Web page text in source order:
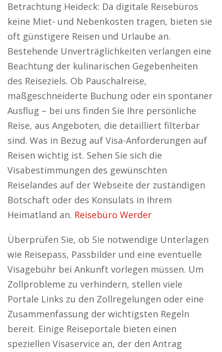
Betrachtung Heideck: Da digitale Reisebüros
keine Miet- und Nebenkosten tragen, bieten sie
oft günstigere Reisen und Urlaube an.
Bestehende Unverträglichkeiten verlangen eine
Beachtung der kulinarischen Gegebenheiten
des Reiseziels. Ob Pauschalreise,
maßgeschneiderte Buchung oder ein spontaner
Ausflug – bei uns finden Sie Ihre persönliche
Reise, aus Angeboten, die detailliert filterbar
sind. Was in Bezug auf Visa-Anforderungen auf
Reisen wichtig ist. Sehen Sie sich die
Visabestimmungen des gewünschten
Reiselandes auf der Webseite der zuständigen
Botschaft oder des Konsulats in Ihrem
Heimatland an. Reisebüro Werder
Überprüfen Sie, ob Sie notwendige Unterlagen
wie Reisepass, Passbilder und eine eventuelle
Visagebühr bei Ankunft vorlegen müssen. Um
Zollprobleme zu verhindern, stellen viele
Portale Links zu den Zollregelungen oder eine
Zusammenfassung der wichtigsten Regeln
bereit. Einige Reiseportale bieten einen
speziellen Visaservice an, der den Antrag